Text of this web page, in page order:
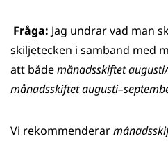
Fråga: Jag undrar vad man
skiljetecken i samband med
att bådemånadsskiftet
månadsskiftet
Vi rekommenderar